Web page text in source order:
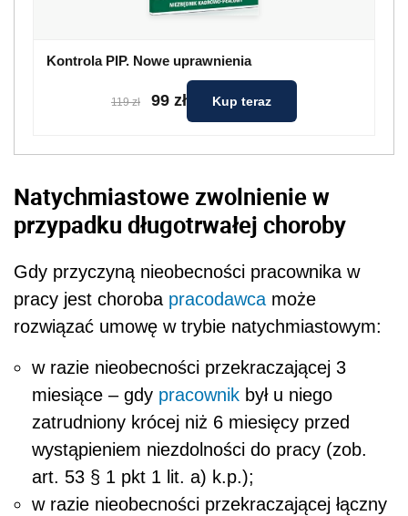
Kontrola PIP. Nowe uprawnienia
119 zł 99 zł Kup teraz
Natychmiastowe zwolnienie w
przypadku długotrwałej choroby
Gdy przyczyną nieobecności pracownika w
pracy jest choroba pracodawca może
rozwiązać umowę w trybie natychmiastowym:
w razie nieobecności przekraczającej 3
miesiące – gdy pracownik był u niego
zatrudniony krócej niż 6 miesięcy przed
wystąpieniem niezdolności do pracy (zob.
art. 53 § 1 pkt 1 lit. a) k.p.);
w razie nieobecności przekraczającej łączny